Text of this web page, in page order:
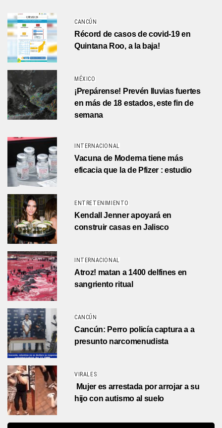
CANCÚN
Récord de casos de covid-19 en
Quintana Roo, a la baja!
MÉXICO
¡Prepárense! Prevén lluvias fuertes
en más de 18 estados, este fin de
semana
INTERNACIONAL
Vacuna de Moderna tiene más
eficacia que la de Pfizer : estudio
ENTRETENIMIENTO
Kendall Jenner apoyará en
construir casas en Jalisco
INTERNACIONAL
Atroz! matan a 1400 delfines en
sangriento ritual
CANCÚN
Cancún: Perro policía captura a a
presunto narcomenudista
VIRALES
Mujer es arrestada por arrojar a su
hijo con autismo al suelo